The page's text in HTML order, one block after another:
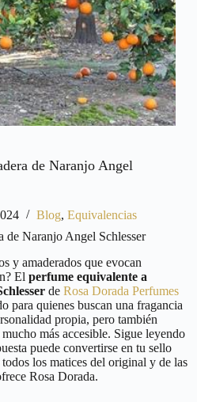
de Naranjo Angel
Blog, Equivalencias
de Naranjo Angel Schlesser
y amaderados que evocan
El perfume equivalente a
de Rosa Dorada Perfumes
para quienes buscan una fragancia
propia, pero también
más accesible. Sigue leyendo
puede convertirse en tu sello
los matices del original y de las
Rosa Dorada.